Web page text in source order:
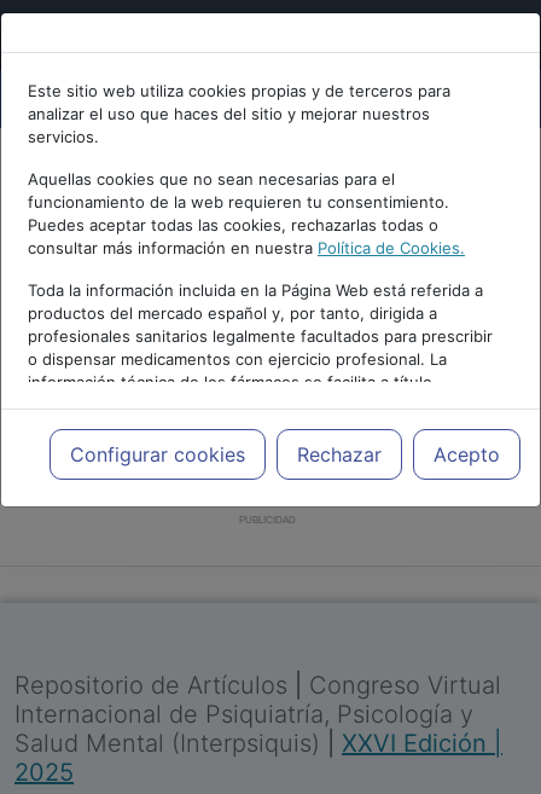
Este sitio web utiliza cookies propias y de terceros para
analizar el uso que haces del sitio y mejorar nuestros
servicios.
Aquellas cookies que no sean necesarias para el
funcionamiento de la web requieren tu consentimiento.
Puedes aceptar todas las cookies, rechazarlas todas o
consultar más información en nuestra Política de Cookies.
Toda la información incluida en la Página Web está referida a
productos del mercado español y, por tanto, dirigida a
profesionales sanitarios legalmente facultados para prescribir
o dispensar medicamentos con ejercicio profesional. La
información técnica de los fármacos se facilita a título
meramente informativo, siendo responsabilidad de los
profesionales facultados prescribir medicamentos y decidir, en
cada caso concreto, el tratamiento más adecuado a las
necesidades del paciente.
Configurar cookies Rechazar Acepto
PUBLICIDAD
Repositorio de Artículos
Congreso Virtual
Internacional de Psiquiatría, Psicología y
Salud Mental (Interpsiquis)
XXVI Edición |
2025